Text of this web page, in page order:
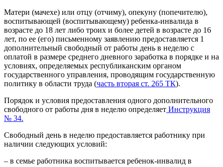
Матери (мачехе) или отцу (отчиму), опекуну (попечителю),
воспитывающей (воспитывающему) ребенка-инвалида в
возрасте до 18 лет либо троих и более детей в возрасте до 16
лет, по ее (его) письменному заявлению предоставляется 1
дополнительный свободный от работы день в неделю с
оплатой в размере среднего дневного заработка в порядке и на
условиях, определяемых республиканским органом
государственного управления, проводящим государственную
политику в области труда (часть вторая ст. 265 ТК).
Порядок и условия предоставления одного дополнительного
свободного от работы дня в неделю определяет Инструкция
№ 34.
Свободный день в неделю предоставляется работнику при
наличии следующих условий:
– в семье работника воспитывается ребенок-инвалид в